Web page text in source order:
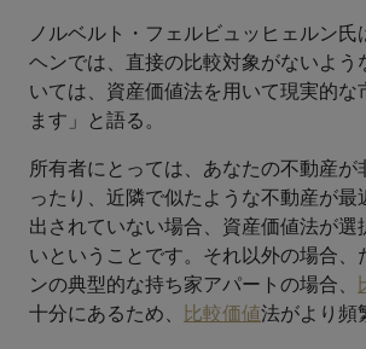
ノルベルト・フェルビュッヒェルン氏
ヘンでは、直接の比較対象がないよう
いては、資産価値法を用いて現実的な
ます」と語る。
所有者にとっては、あなたの不動産が
ったり、近隣で似たような不動産が最
出されていない場合、資産価値法が選
いということです。それ以外の場合、
ンの典型的な持ち家アパートの場合、
十分にあるため、 比較価値法がより頻